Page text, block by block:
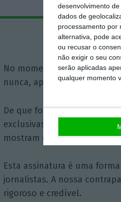
desenvolvimento de
dados de
processamento por
alternativa, pode
ou recusar o
não exigir o seu
serão aplicadas
qualquer momento
Assine o
No momento em que a
nunca, apoie o jornalismo
De que forma? Assine o
exclusivas, à opinião que
mostram o outro lado da
Esta assinatura é uma
jornalistas. A nossa
rigoroso e credível.